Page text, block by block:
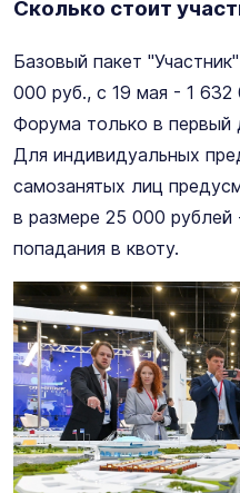
Сколько стоит
Базовый пакет
000 руб., с 19 мая - 1
Форума только в
Для индивидуальных
самозанятых лиц
в размере 25 000
попадания в квоту.